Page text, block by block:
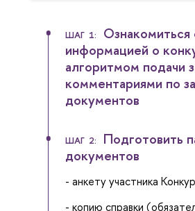
ШАГ 1:
Ознакомиться
информацией о
алгоритмом подачи
комментариями по
документов
ШАГ 2:
Подготовить
документов
- анкету участника
- копию справки